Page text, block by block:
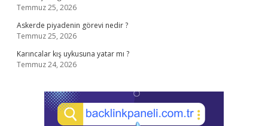
Temmuz 25, 2026
Askerde piyadenin görevi nedir ?
Temmuz 25, 2026
Karıncalar kış uykusuna yatar mı ?
Temmuz 24, 2026